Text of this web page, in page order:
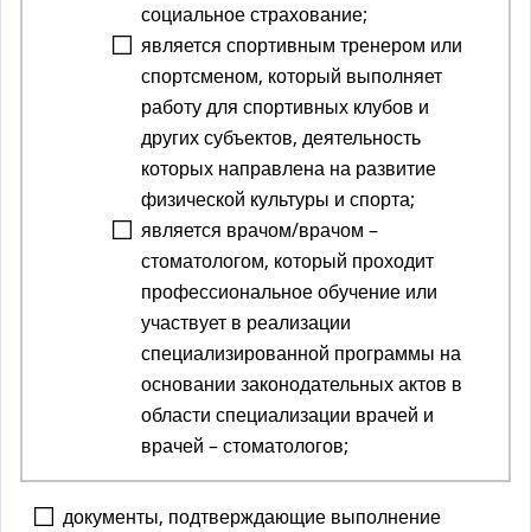
социальное страхование;
является спортивным тренером или
спортсменом, который выполняет
работу для спортивных клубов и
других субъектов, деятельность
которых направлена на развитие
физической культуры и спорта;
является врачом/врачом –
стоматологом, который проходит
профессиональное обучение или
участвует в реализации
специализированной программы на
основании законодательных актов в
области специализации врачей и
врачей – стоматологов;
документы, подтверждающие выполнение